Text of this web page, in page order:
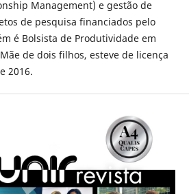
Management) e gestão de
de pesquisa financiados pelo
é Bolsista de Produtividade em
de dois filhos, esteve de licença
2016.